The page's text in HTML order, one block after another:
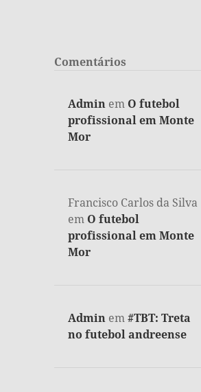
Comentários
Admin em O futebol
profissional em Monte
Mor
Francisco Carlos da Silva
em O futebol
profissional em Monte
Mor
Admin em#TBT: Treta
no futebol andreense